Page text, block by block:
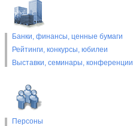
Банки, финансы, ценные бумаги
Рейтинги, конкурсы, юбилеи
Выставки, cеминары, конференции
Персоны